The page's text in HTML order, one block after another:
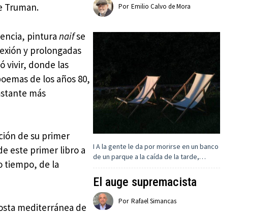
Truman.
pintura naifse
y prolongadas
vivir, donde las
de los años 80,
más
de su primer
este primer libro a
tiempo, de la
mediterránea de
Por Emilio Calvo de Mora
I A la gente le da por morirse en un banco
de un parque a la caída de la tarde,…
El auge supremacista
Por Rafael Simancas